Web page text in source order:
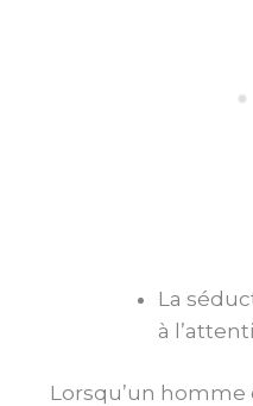
La
à
Lorsqu’un